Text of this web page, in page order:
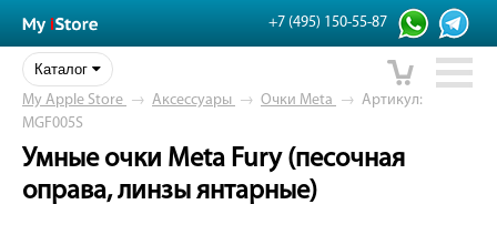
+7 (495) 150-55-87
Каталог
My Apple Store → Аксессуары → Очки Meta → Артикул:
MGF005S
Умные очки Meta Fury (песочная
оправа, линзы янтарные)